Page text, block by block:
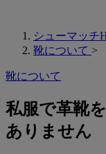
シューマッチ
靴について >
靴について
私服で革靴
ありません